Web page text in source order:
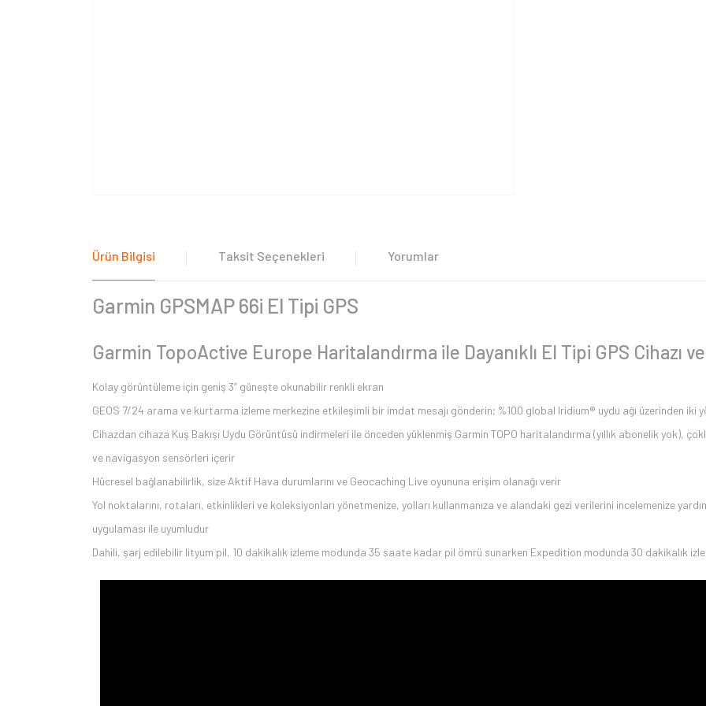
Ürün Bilgisi Taksit Seçenekleri Yorumlar
Garmin GPSMAP 66i El Tipi GPS
Garmin TopoActive Europe Haritalandırma ile Dayanıklı El Tipi GPS Cihazı
Kolay görüntüleme için geniş 3” güneşte okunabilir renkli ekran
GEOS 7/24 arama ve kurtarma izleme merkezine etkileşimli bir imdat mesajı gönderin; %100 global Iridium® uydu ağı üzerinden iki
Cihazdan cihaza Kuş Bakışı Uydu Görüntüsü indirmeleri ile önceden yüklenmiş Garmin TOPO haritalandırma (yıllık abonelik yok),
ve navigasyon sensörleri içerir
Hücresel bağlanabilirlik, size Aktif Hava durumlarını ve Geocaching Live oyununa erişim olanağı verir
Yol noktalarını, rotaları, etkinlikleri ve koleksiyonları yönetmenize, yolları kullanmanıza ve alandaki gezi verilerini incelemenize
uygulaması ile uyumludur
Dahili, şarj edilebilir lityum pil, 10 dakikalık izleme modunda 35 saate kadar pil ömrü sunarken Expedition modunda 30 dakikalık